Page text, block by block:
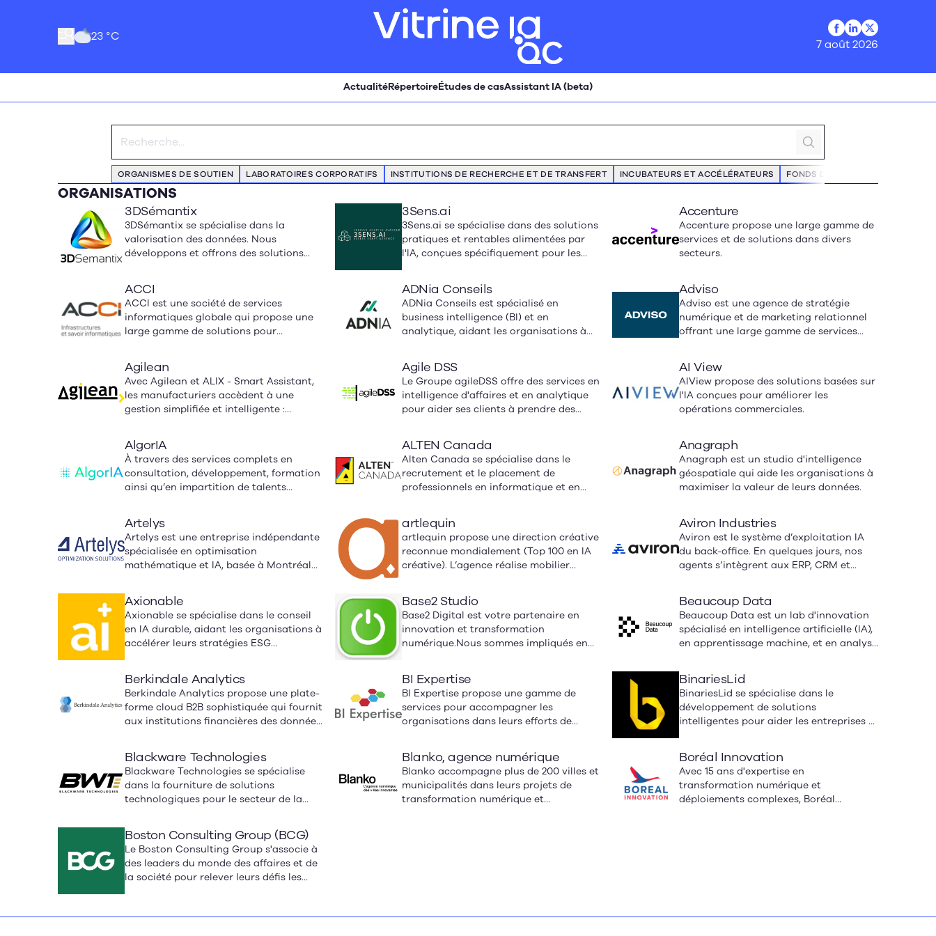
23 °C
Profil Facebook
Profil LinkedIn
Profil Twitter
7 août 2026
ActualitéRépertoireÉtudes de casAssistant IA (beta)
ORGANISMES DE SOUTIEN LABORATOIRES CORPORATIFS INSTITUTIONS DE RECHERCHE ET DE TRANSFERT INCUBATEURS ET ACCÉLÉRATEURS FONDS DE CAPITAL DE RISQUE
ORGANISATIONS
3DSémantix
3DSémantix se spécialise dans la
valorisation des données. Nous
développons et offrons des solutions
géométrique breveté: 3DPartFinder.
3Sens.ai
3Sens.ai se spécialise dans des solutions
pratiques et rentables alimentées par
l'IA, conçues spécifiquement pour les
des gains d'efficacité mesurables grâce
à des solutions accessibles qui
s'adaptent aux budgets et aux flux de
travail des PME.
Accenture
Accenture propose une large gamme de
services et de solutions dans divers
secteurs.
ACCI
ACCI est une société de services
informatiques globale qui propose une
large gamme de solutions pour
numériques.
ADNia Conseils
ADNia Conseils est spécialisé en
business intelligence (BI) et en
analytique, aidant les organisations à
pour une prise de décision éclairée.
Adviso
Adviso est une agence de stratégie
numérique et de marketing relationnel
offrant une large gamme de services
stimuler la croissance des entreprises.
Agilean
Avec Agilean et ALIX - Smart Assistant,
les manufacturiers accèdent à une
gestion simplifiée et intelligente :
décisions assistées par IA et visibilité
totale. Une solution moderne qui élimine
la lourdeur des ERP traditionnels tout en
augmentant la performance et la
rentabilité.
Agile DSS
Le Groupe agileDSS offre des services en
intelligence d'affaires et en analytique
pour aider ses clients à prendre des
d'un ecosystème de donnees unifie.
AI View
AIView propose des solutions basées sur
l'IA conçues pour améliorer les
opérations commerciales.
AlgorIA
À travers des services complets en
consultation, développement, formation
ainsi qu’en impartition de talents
technologies, AlgorIA aide les
organisations à résoudre des problèmes
complexes, et contribue à augmenter
leur rentabilité.
ALTEN Canada
Alten Canada se spécialise dans le
recrutement et le placement de
professionnels en informatique et en
Anagraph
Anagraph est un studio d'intelligence
géospatiale qui aide les organisations à
maximiser la valeur de leurs données.
Artelys
Artelys est une entreprise indépendante
spécialisée en optimisation
mathématique et IA, basée à Montréal
conçoivent des solutions quantitatives
sur mesure pour l'énergie, le transport,
la logistique ou encore l'industrie
manufacturière au Québec, au Canada
et à l'international.
artlequin
artlequin propose une direction créative
reconnue mondialement (Top 100 en IA
créative). L’agence réalise mobilier
immersives, narration visuelle, design
architectural, clips, courts métrages et
publicités innovantes. Son prototypage
intelligent anticipe le résultat final des
mois à l’avance, réduisant les coûts et
stratégique.
Aviron Industries
Aviron est le système d’exploitation IA
du back-office. En quelques jours, nos
agents s’intègrent aux ERP, CRM et
commande, commandes clients,
facturation et encaissement. Résultat:
un back-office rapide, sécurisé et
résilient, sans augmenter les effectifs.
Axionable
Axionable se spécialise dans le conseil
en IA durable, aidant les organisations à
accélérer leurs stratégies ESG
gouvernance) grâce à des technologies
avancées et des solutions d'IA.
Base2 Studio
Base2 Digital est votre partenaire en
innovation et transformation
numérique.Nous sommes impliqués en
Beaucoup Data
Beaucoup Data est un lab d'innovation
spécialisé en intelligence artificielle (IA),
en apprentissage machine, et en analyse
2020, notre mission est de rendre
accessibles des technologies avancées à
toutes les entreprises qui souhaitent
franchir un cap décisif grâce à leurs
données.
Berkindale Analytics
Berkindale Analytics propose une plate-
forme cloud B2B sophistiquée qui fournit
aux institutions financières des données
alternatives pour prendre des décisions
fondées sur les données.
BI Expertise
BI Expertise propose une gamme de
services pour accompagner les
organisations dans leurs efforts de
BinariesLid
BinariesLid se spécialise dans le
développement de solutions
intelligentes pour aider les entreprises à
avancées.
Blackware Technologies
Blackware Technologies se spécialise
dans la fourniture de solutions
technologiques pour le secteur de la
Blanko, agence numérique
Blanko accompagne plus de 200 villes et
municipalités dans leurs projets de
transformation numérique et
Boréal Innovation
Avec 15 ans d'expertise en
transformation numérique et
déploiements complexes, Boréal
Boston Consulting Group (BCG)
Le Boston Consulting Group s'associe à
des leaders du monde des affaires et de
la société pour relever leurs défis les